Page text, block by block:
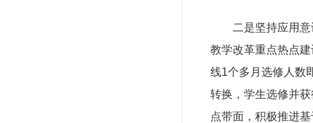
二是坚持应用
教学改革重点热点
线1个多月选修人数
转换，学生选修并
点带面，积极推进